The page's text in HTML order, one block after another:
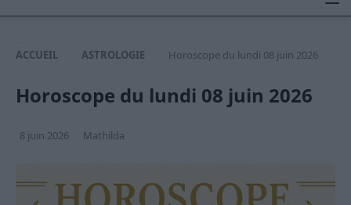
ACCUEIL ASTROLOGIE Horoscope du lundi 08 juin 2026
Horoscope du lundi 08 juin 2026
8 juin 2026 Mathilda